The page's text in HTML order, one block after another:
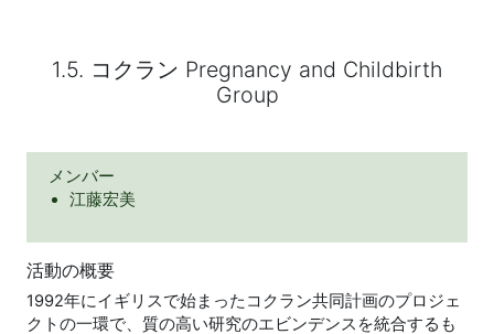
1.5. コクラン Pregnancy and Childbirth
Group
メンバー
江藤宏美
活動の概要
1992年にイギリスで始まったコクラン共同計画のプロジェ
クトの一環で、質の高い研究のエビンデンスを統合するも